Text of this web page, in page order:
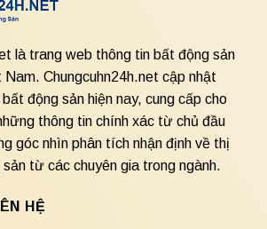
là trang web thông tin bất động sản
Nam. Chungcuhn24h.net cập nhật
động sản hiện nay, cung cấp cho
thông tin chính xác từ chủ đầu
góc nhìn phân tích nhận định về thị
từ các chuyên gia trong ngành.
HỆ